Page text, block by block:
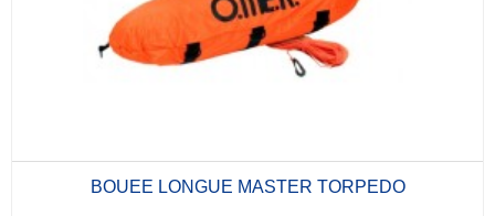
BOUEE LONGUE MASTER TORPEDO